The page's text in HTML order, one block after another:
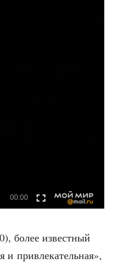
более извест­ный
и при­вле­ка­тель­ная»,